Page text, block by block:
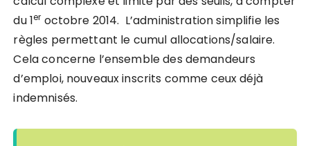
du 1er octobre 2014. L’administration simplifie les
règles permettant le cumul allocations/salaire.
Cela concerne l’ensemble des demandeurs
d’emploi, nouveaux inscrits comme ceux déjà
indemnisés.